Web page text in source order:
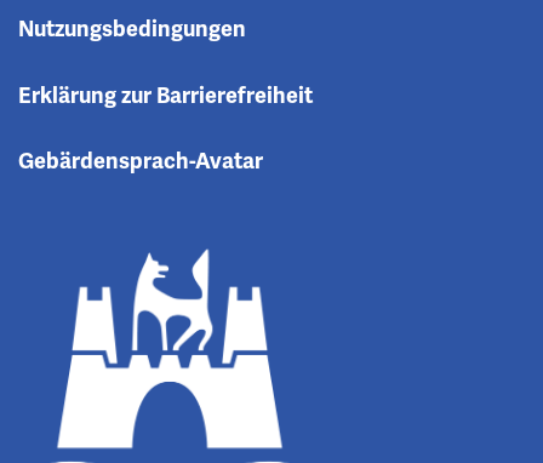
Nutzungsbedingungen
Erklärung zur Barrierefreiheit
Gebärdensprach-Avatar